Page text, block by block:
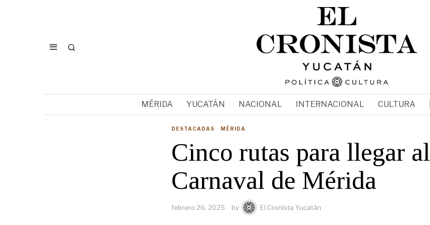
MÉRIDA YUCATÁN NACIONAL INTERNACIONAL CULTURA
DESTACADAS · MÉRIDA
Cinco rutas para llegar al
Carnaval de Mérida
febrero 26, 2025 by El Cronista Yucatán